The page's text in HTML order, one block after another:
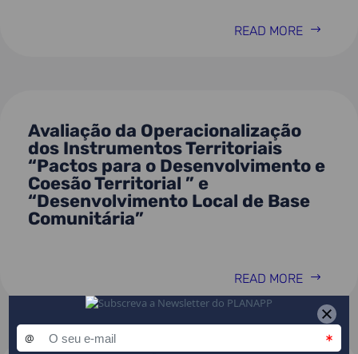
READ MORE
Avaliação da Operacionalização
dos Instrumentos Territoriais
“Pactos para o Desenvolvimento e
Coesão Territorial ” e
“Desenvolvimento Local de Base
Comunitária”
READ MORE